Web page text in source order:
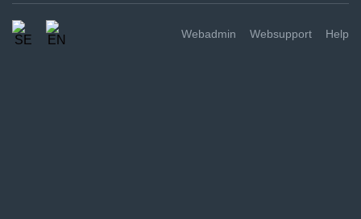
Webadmin Websupport Help